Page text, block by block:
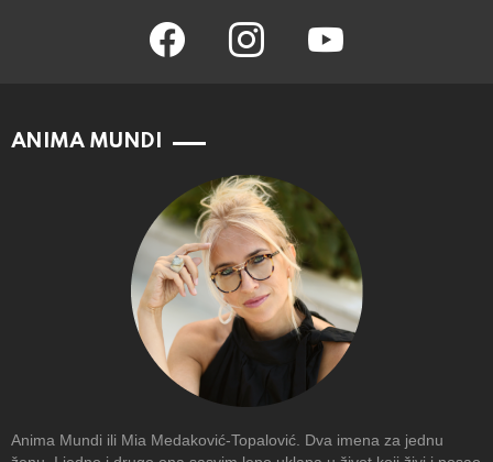
facebook instagram youtube
ANIMA MUNDI
Anima Mundi ili Mia Medaković-Topalović. Dva imena za jednu